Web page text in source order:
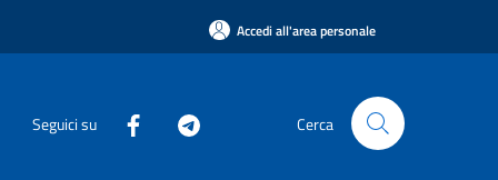
Accedi all'area personale
Seguici su Cerca